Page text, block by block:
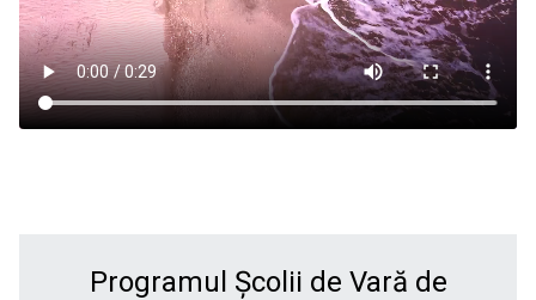
Programul Școlii de Vară de